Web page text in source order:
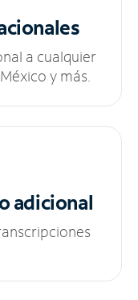
a cualquier
y más.
adicional